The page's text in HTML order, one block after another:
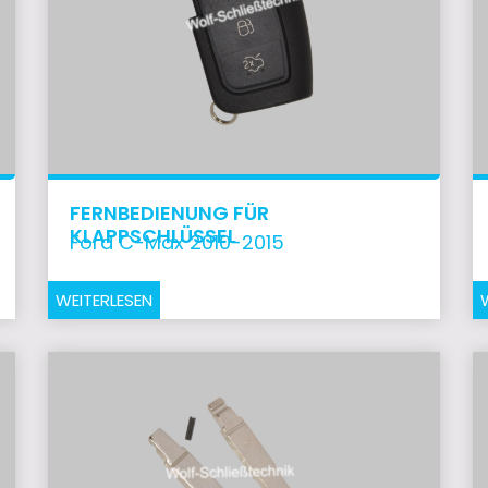
FERNBEDIENUNG FÜR
KLAPPSCHLÜSSEL
Ford C-Max 2010-2015
WEITERLESEN